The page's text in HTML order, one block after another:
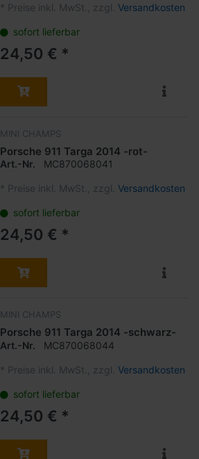
* Preise inkl. MwSt., zzgl. Versandkosten
sofort lieferbar
24,50 € *
MINI CHAMPS
Porsche 911 Targa 2014 -rot-
Art.-Nr. MC870068041
* Preise inkl. MwSt., zzgl. Versandkosten
sofort lieferbar
24,50 € *
MINI CHAMPS
Porsche 911 Targa 2014 -schwarz-
Art.-Nr. MC870068044
* Preise inkl. MwSt., zzgl. Versandkosten
sofort lieferbar
24,50 € *